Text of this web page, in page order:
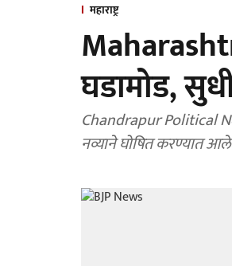
महाराष्ट्र
घडामोड,
Chandrapur Political
नव्याने घोषित करण्यात